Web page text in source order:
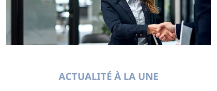
ACTUALITÉ À LA UNE